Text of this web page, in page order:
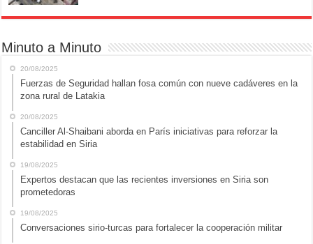
Minuto a Minuto
20/08/2025
Fuerzas de Seguridad hallan fosa común con nueve cadáveres en la
zona rural de Latakia
20/08/2025
Canciller Al-Shaibani aborda en París iniciativas para reforzar la
estabilidad en Siria
19/08/2025
Expertos destacan que las recientes inversiones en Siria son
prometedoras
19/08/2025
Conversaciones sirio-turcas para fortalecer la cooperación militar